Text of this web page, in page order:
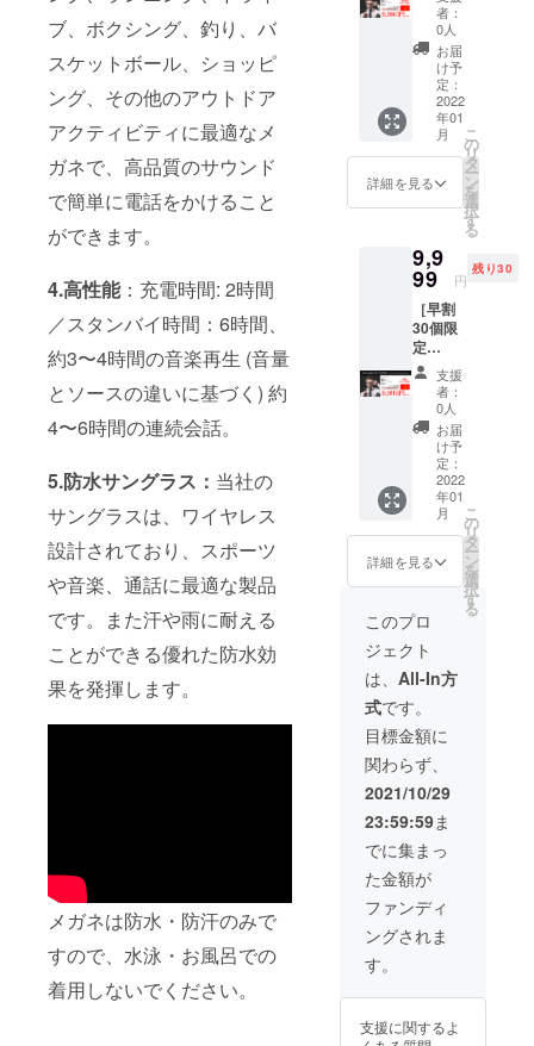
ブ、ボクシング、釣り、バ
スケットボール、ショッピ
ング、その他のアウトドア
アクティビティに最適なメ
ガネで、高品質のサウンド
で簡単に電話をかけること
ができます。
4.高性能：充電時間: 2時間
／スタンバイ時間：6時間、
約3〜4時間の音楽再生 (音量
とソースの違いに基づく) 約
4〜6時間の連続会話。
5.防水サングラス： 当社の
サングラスは、ワイヤレス
設計されており、スポーツ
や音楽、通話に最適な製品
です。また汗や雨に耐える
ことができる優れた防水効
果を発揮します。
メガネは防水・防汗のみで
すので、水泳・お風呂での
着用しないでください。
体 ・充
電コー
ド ・ク
リーニ
ングク
ロス ・
英語マ
ニュア
ル ※発
送時期
「スケ
ジュー
ル」か
らご確
認下さ
い。 ※
ご注文
状況、
使用部
材の供
給状
況、製
造工程
上の都
合等に
より出
荷時期
があり
FF］ ・
スマー
トグラ
EYEWE
AR ［一
般販売
予定価
格
15,000
円の
33.5%O
9,980円
でご提
供致し
ます！
＜セッ
ト内容
＞ ・本
体 ・充
電コー
ド ・ク
リーニ
ングク
ロス ・
英語マ
ニュア
ル ※発
送時期
は本文
「スケ
ジュー
ル」か
らご確
認下さ
い。 ※
ご注文
状況、
使用部
材の供
給状
況、製
造工程
上の都
合等に
より出
荷時期
があり
ます。
者：
0人
お届
け予
定：
2022
年01
月
詳細を見る
こ
の
リ
タ
ー
ン
を
選
択
す
る
9,9
99 円
残り30
［早割
30個限
定
33.3%O
FF］ ・
スマー
トグラ
EYEWE
AR ［一
般販売
予定価
格
15,000
円の
33.3%O
FF］
9,999円
でご提
供致し
ます！
＜セッ
ト内容
＞ ・本
体 ・充
電コー
ド ・ク
リーニ
ングク
ロス ・
英語マ
ニュア
ル ※発
送時期
は本文
ジュー
支援
者：
0人
お届
け予
定：
2022
年01
月
詳細を見る
こ
の
リ
タ
ー
ン
を
選
択
す
る
このプロ
ジェクト
は、 All-In方
式です。
目標金額に
関わらず、
2021/10/29
23:59:59ま
でに集まっ
た金額が
ファンディ
ングされま
す。
支援に関するよ